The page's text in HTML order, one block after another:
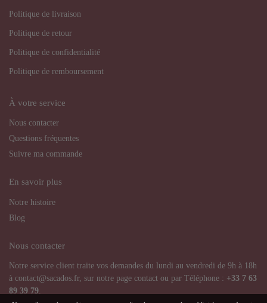
Politique de livraison
Politique de retour
Politique de confidentialité
Politique de remboursement
À votre service
Nous contacter
Questions fréquentes
Suivre ma commande
En savoir plus
Notre histoire
Blog
Nous contacter
Notre service client traite vos demandes du lundi au vendredi de 9h à 18h
à contact@sacados.fr, sur notre page contact ou par Téléphone : +33 7 63
89 39 79.